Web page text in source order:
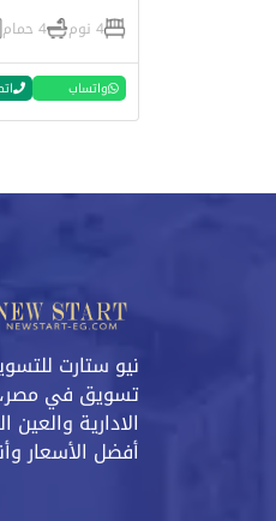
4 نوم 4 حمام
واتساب
نيو ستارت
تسويق في مصر،
الادارية
أفضل الأسعار